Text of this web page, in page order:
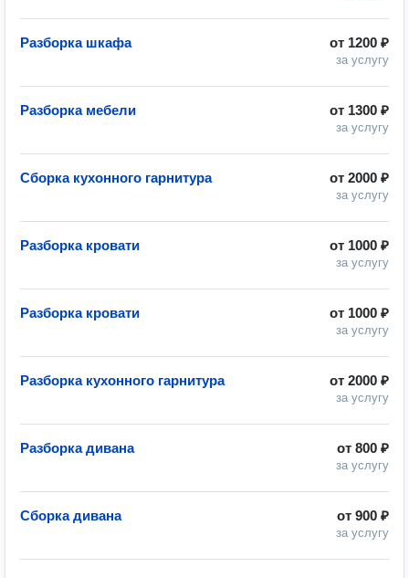
от 1200 ₽
за услугу
Разборка шкафа
от 1300 ₽
за услугу
Разборка мебели
от 2000 ₽
за услугу
Сборка кухонного гарнитура
от 1000 ₽
за услугу
Разборка кровати
от 1000 ₽
за услугу
Разборка кровати
от 2000 ₽
за услугу
Разборка кухонного гарнитура
от 800 ₽
за услугу
Разборка дивана
от 900 ₽
за услугу
Сборка дивана